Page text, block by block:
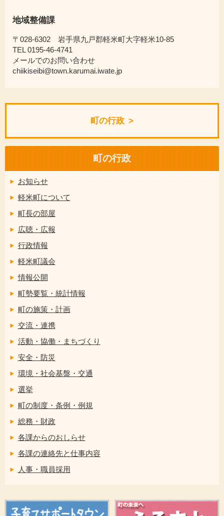
地域整備課
〒028-6302 岩手県九戸郡軽米町大字軽米10-85
TEL 0195-46-4741
メールでのお問い合わせ
chiikiseibi@town.karumai.iwate.jp
町の行政
町の行政
お知らせ
軽米町について
町長の部屋
広聴・広報
行政情報
軽米町議会
情報公開
町勢要覧・統計情報
町の施策・計画
交流・連携
活動・協働・まちづくり
安全・防災
環境・社会基盤・交通
選挙
町の制度・条例・例規
総務・財政
各課からのおしらせ
各課の連絡先と仕事内容
人事・職員採用